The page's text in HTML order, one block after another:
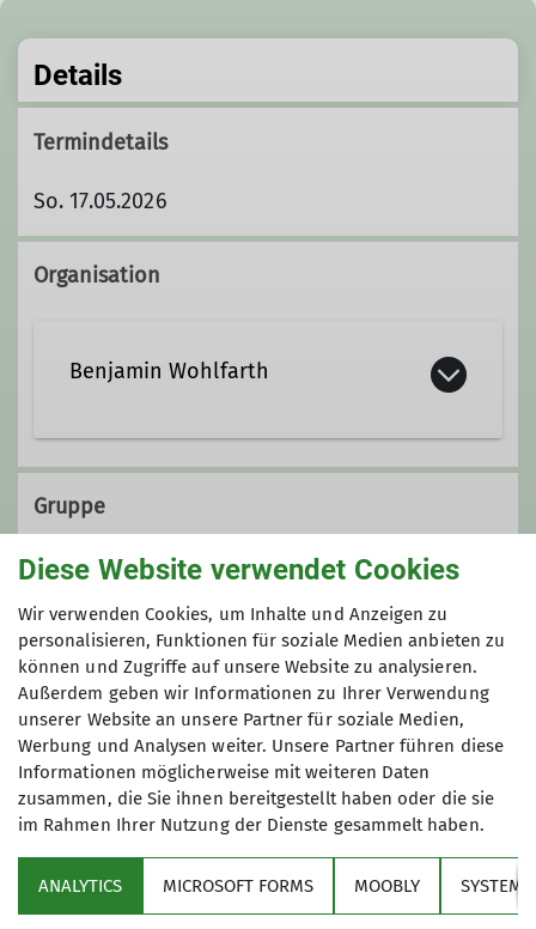
Details
Termindetails
So. 17.05.2026
Organisation
Benjamin Wohlfarth
benjamin.wohlfarth@dav-
Gruppe
Bergdohlen (Jgh. 2011-2015)
Servus! Wir, die „Bergdohlen“, treffen
uns donnerstags von 17:30 bis 19:00
Uhr am Kletterturm. Spaß steht im
Vordergrund! Aktuell keine freien
Plätze, aber es gibt eine Warteliste.
Details
Über den Verein
Diese Website verwendet Cookies
Wir verwenden Cookies, um Inhalte und Anzeigen zu
personalisieren, Funktionen für soziale Medien anbieten zu
können und Zugriffe auf unsere Website zu analysieren.
Außerdem geben wir Informationen zu Ihrer Verwendung
unserer Website an unsere Partner für soziale Medien,
Werbung und Analysen weiter. Unsere Partner führen diese
Informationen möglicherweise mit weiteren Daten
zusammen, die Sie ihnen bereitgestellt haben oder die sie
im Rahmen Ihrer Nutzung der Dienste gesammelt haben.
ANALYTICS MICROSOFT FORMS MOOBLY SYSTEM